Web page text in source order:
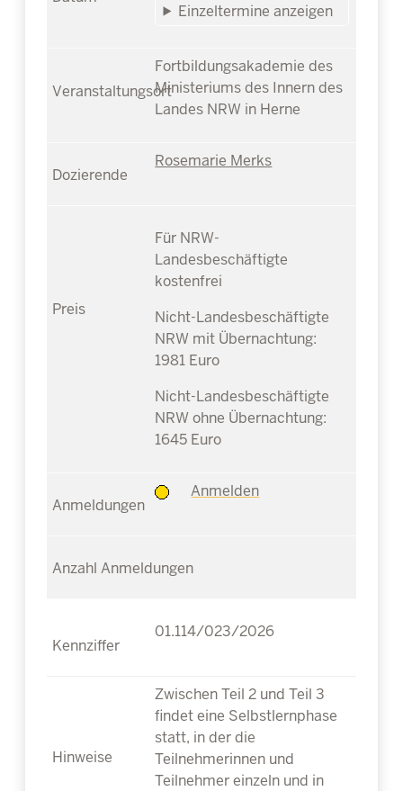
Einzeltermine anzeigen
Fortbildungsakademie des
Ministeriums des Innern des
Landes NRW in Herne
Rosemarie Merks
Für NRW-
Landesbeschäftigte
kostenfrei
Nicht-Landesbeschäftigte
NRW mit Übernachtung:
1981 Euro
Nicht-Landesbeschäftigte
NRW ohne Übernachtung:
1645 Euro
Anmelden
01.114/023/2026
Zwischen Teil 2 und Teil 3
findet eine Selbstlernphase
statt, in der die
Teilnehmerinnen und
Teilnehmer einzeln und in